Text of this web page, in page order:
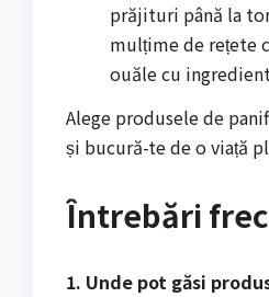
prăjituri până la
mulțime de rețete
ouăle cu
Alege produsele de
și bucură-te de o viață
Întrebări
1. Unde pot găsi